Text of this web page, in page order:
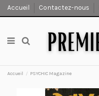
Accueil Contactez-nous
Accueil PSYCHIC Magazine